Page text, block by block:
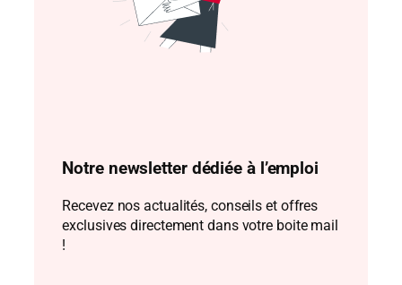
Notre newsletter dédiée à l’emploi
Recevez nos actualités, conseils et offres
exclusives directement dans votre boite mail
!